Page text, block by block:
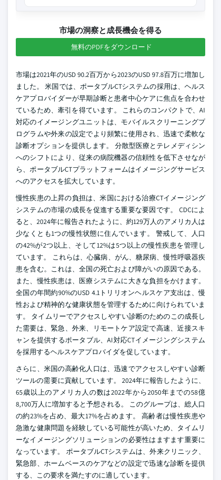
市場の洞察と成長機会を得る
無料のPDFをダウンロード
市場は2021年のUSD 90.2百万から2023のUSD 97.8百万に増加し
ました。 米国では、ポータブルCTシステムの採用は、ヘルス
ケアプロバイダーが早期診断と患者中心ケアに焦点を合わせ
ているため、牽引を得ています。 これらのコンパクトで、AI
対応のイメージングユニットは、モバイルスクリーニングプ
ログラムや外来の設定でより頻繁に使用され、迅速で柔軟な
診断オプションを提供します。 分散型医療とテレメディシン
へのシフトにより、従来の病院機器の信頼性を低下させなが
ら、ポータブルCTプラットフォームはイメージングサービス
へのアクセスを拡大しています。
慢性疾患の上昇の負担は、米国における治療CTイメージング
システムの市場の成長を促進する重要な要因です。 CDCによ
ると、2024年に報告されたように、約129万人のアメリカ人は
少なくとも1つの慢性状態に住んでいます。 警戒して、人口
の42%が2つ以上、そして12%は5つ以上の慢性疾患を管理し
ています。 これらは、心臓病、がん、糖尿病、慢性呼吸器疾
患を含む。これは、全国の死亡および障がいの原因である。
また、慢性疾患は、医療システムに大きな負担をかけます。
全国の年間約90%のUSD 4.1トリリオンヘルスケア支出は、慢
性および精神的な健康状態を管理するために向けられていま
す。 タイムリーでアクセスしやすい診断のためのこの成長し
た需要は、緊急、外来、リモートケア設定で高速、近接スキ
ャンを提供するポータブル、AI対応CTイメージングシステム
を採用するヘルスケアプロバイダを促しています。
さらに、米国の高齢化人口は、迅速でアクセスしやすい診断
ツールの需要に貢献しています。 2024年に報告したように、
65歳以上のアメリカ人の数は2022年から2050年までの58億
8,700万人に増加すると予想される。 このグループは、総人口
の約23%を占め、最大17%を占めます。 高齢者は慢性疾患や
急激な健康問題を経験している可能性が高いため、タイムリ
ーなイメージングソリューションの必要性はますます重要に
なっています。 ポータブルCTシステムは、外来クリニック、
緊急部、ホームベースのケアなどの設定で迅速な診断を提供
する、この要求を満たすのに適しています。